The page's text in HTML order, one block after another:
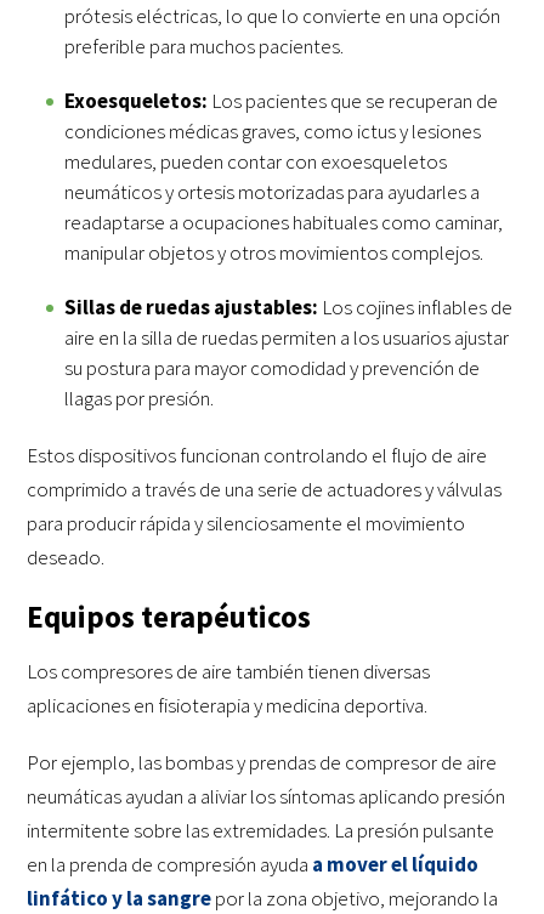
prótesis eléctricas, lo que lo convierte en una opción
preferible para muchos pacientes.
Exoesqueletos: Los pacientes que se recuperan de
condiciones médicas graves, como ictus y lesiones
medulares, pueden contar con exoesqueletos
neumáticos y ortesis motorizadas para ayudarles a
readaptarse a ocupaciones habituales como caminar,
manipular objetos y otros movimientos complejos.
Sillas de ruedas ajustables: Los cojines inflables de
aire en la silla de ruedas permiten a los usuarios ajustar
su postura para mayor comodidad y prevención de
llagas por presión.
Estos dispositivos funcionan controlando el flujo de aire
comprimido a través de una serie de actuadores y válvulas
para producir rápida y silenciosamente el movimiento
deseado.
Equipos terapéuticos
Los compresores de aire también tienen diversas
aplicaciones en fisioterapia y medicina deportiva.
Por ejemplo, las bombas y prendas de compresor de aire
neumáticas ayudan a aliviar los síntomas aplicando presión
intermitente sobre las extremidades. La presión pulsante
en la prenda de compresión ayuda a mover el líquido
linfático y la sangrepor la zona objetivo, mejorando la